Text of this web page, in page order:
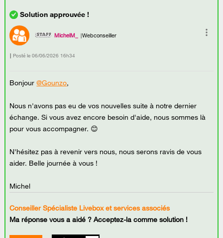
MichelM_ Webconseiller
Posté le ‎06/06/2026 16h34
Bonjour@Gounzo,
Nous n'avons pas eu de vos nouvelles suite à notre dernier
échange. Si vous avez encore besoin d'aide, nous sommes là
pour vous accompagner. 😊
N'hésitez pas à revenir vers nous, nous serons ravis de vous
aider. Belle journée à vous !
Michel
Conseiller Spécialiste Livebox et services associés
Ma réponse vous a aidé ? Acceptez-la comme solution !